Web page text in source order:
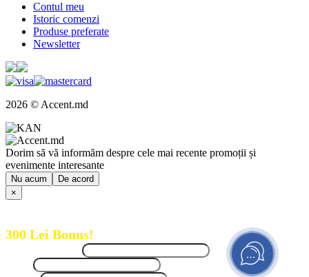
Contul meu
Istoric comenzi
Produse preferate
Newsletter
2026 © Accent.md
Dorim să vă informăm despre cele mai recente promoții și
evenimente interesante
Nu acum
De acord
×
300 Lei Bonus!